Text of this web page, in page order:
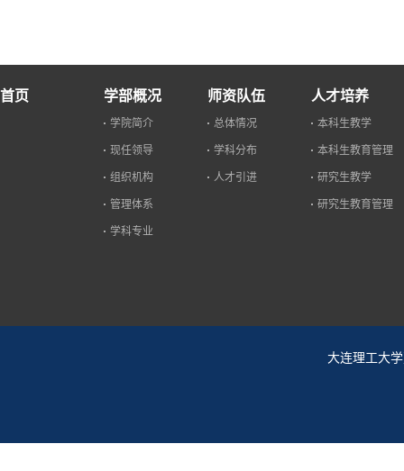
首页 学部概况
学院简介
现任领导
组织机构
管理体系
学科专业
师资队伍
总体情况
学科分布
人才引进
人才培养
本科生教学
本科生教育管理
研究生教学
研究生教育管理
大连理工大